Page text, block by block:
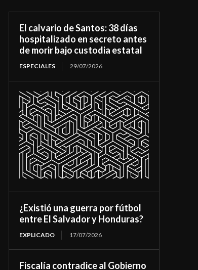
El calvario de Santos: 38 días
hospitalizado en secreto antes
de morir bajo custodia estatal
ESPECIALES 29/07/2026
¿Existió una guerra por fútbol
entre El Salvador y Honduras?
EXPLICADO 17/07/2026
Fiscalía contradice al Gobierno